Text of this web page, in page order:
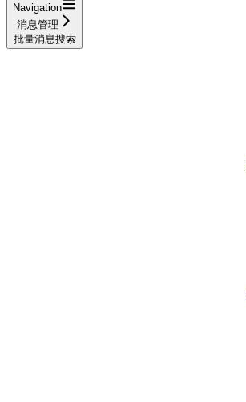
Navigation
消息管理
批量消息搜索